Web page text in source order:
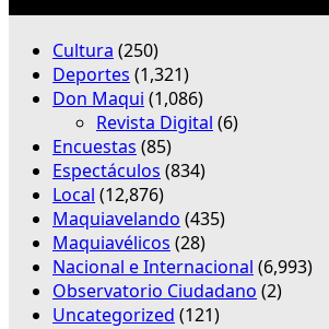
Cultura (250)
Deportes (1,321)
Don Maqui (1,086)
Revista Digital (6)
Encuestas (85)
Espectáculos (834)
Local (12,876)
Maquiavelando (435)
Maquiavélicos (28)
Nacional e Internacional (6,993)
Observatorio Ciudadano (2)
Uncategorized (121)